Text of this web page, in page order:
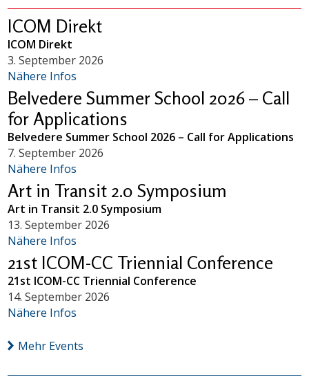
ICOM Direkt
ICOM Direkt
3. September 2026
Nähere Infos
Belvedere Summer School 2026 – Call
for Applications
Belvedere Summer School 2026 – Call for Applications
7. September 2026
Nähere Infos
Art in Transit 2.0 Symposium
Art in Transit 2.0 Symposium
13. September 2026
Nähere Infos
21st ICOM-CC Triennial Conference
21st ICOM-CC Triennial Conference
14. September 2026
Nähere Infos
Mehr Events